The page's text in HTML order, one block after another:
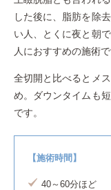
した後に、脂肪を除
い人、とくに夜と朝
人におすすめの施術で
全切開と比べるとメ
め。ダウンタイムも
です。
【施術時間】
40～60分ほど